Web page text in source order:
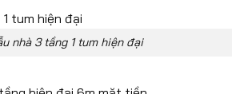
nhà 3 tầng 1 tum hiện đại